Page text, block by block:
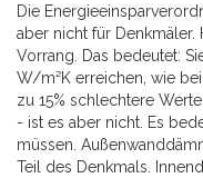
Die
aber nicht für Denkmäler.
Vorrang. Das bedeutet:
W/m²K erreichen, wie
zu 15% schlechtere
- ist es aber nicht. Es
müssen.
Teil des Denkmals.